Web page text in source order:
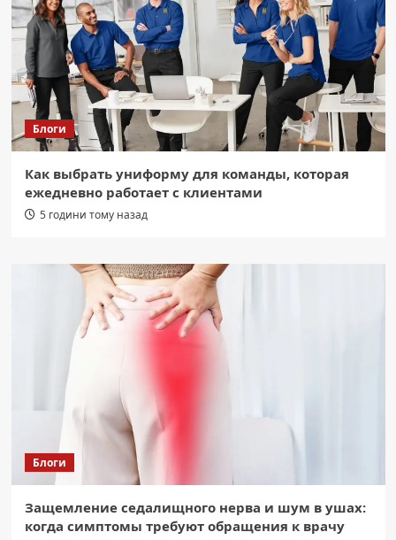
Блоги
Как выбрать униформу для команды, которая
ежедневно работает с клиентами
5 години тому назад
Блоги
Защемление седалищного нерва и шум в ушах:
когда симптомы требуют обращения к врачу